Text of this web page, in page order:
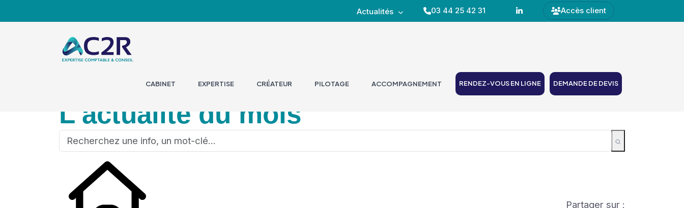
Actualités 03 44 25 42 31 Accès client
CABINET EXPERTISE CRÉATEUR PILOTAGE ACCOMPAGNEMENT RENDEZ-VOUS EN LIGNE DEMANDE DE DEVIS
L'actualité du mois
Partager sur :